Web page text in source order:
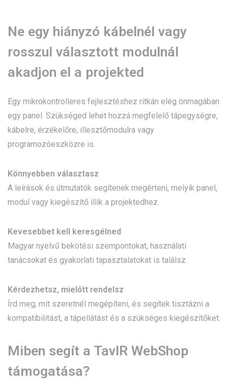
ki
Ne egy hiányzó kábelnél vagy
rosszul választott modulnál
akadjon el a projekted
Egy mikrokontrolleres fejlesztéshez ritkán elég önmagában
egy panel. Szükséged lehet hozzá megfelelő tápegységre,
kábelre, érzékelőre, illesztőmodulra vagy
programozóeszközre is.
Könnyebben választasz
A leírások és útmutatók segítenek megérteni, melyik panel,
modul vagy kiegészítő illik a projektedhez.
Kevesebbet kell keresgélned
Magyar nyelvű bekötési szempontokat, használati
tanácsokat és gyakorlati tapasztalatokat is találsz.
Kérdezhetsz, mielőtt rendelsz
Írd meg, mit szeretnél megépíteni, és segítek tisztázni a
kompatibilitást, a tápellátást és a szükséges kiegészítőket.
Miben segít a TavIR WebShop
támogatása?